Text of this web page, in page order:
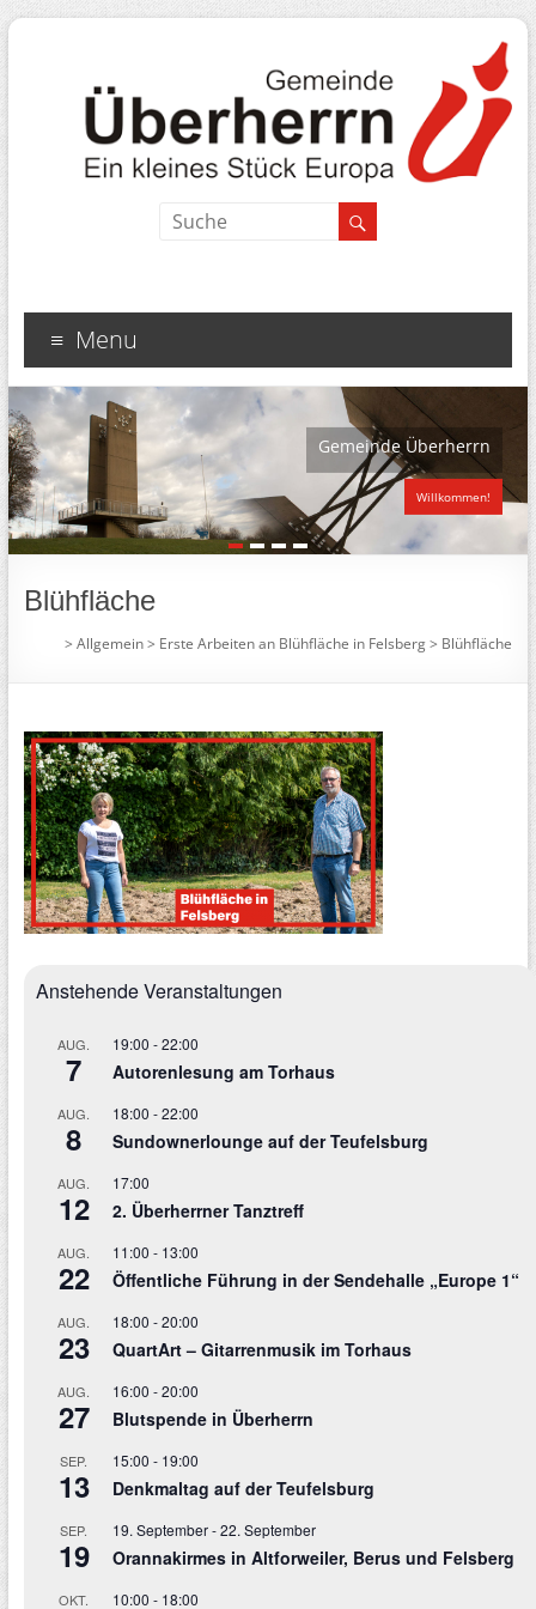
Menu
Gemeinde Überherrn
Willkommen!
1 2 3 4
Blühfläche
>Allgemein> Erste Arbeiten an Blühfläche in Felsberg> Blühfläche
Anstehende Veranstaltungen
AUG.
7
19:00 -22:00
Autorenlesung am Torhaus
AUG.
8
18:00 -22:00
Sundownerlounge auf der Teufelsburg
AUG.
12
17:00
2. Überherrner Tanztreff
AUG.
22
11:00 - 13:00
Öffentliche Führung in der Sendehalle „Europe 1“
AUG.
23
18:00 -20:00
QuartArt – Gitarrenmusik im Torhaus
AUG.
27
16:00 -20:00
Blutspende in Überherrn
SEP.
13
15:00 - 19:00
Denkmaltag auf der Teufelsburg
SEP.
19
19. September-22. September
Orannakirmes in Altforweiler, Berus und Felsberg
OKT. 10:00 - 18:00